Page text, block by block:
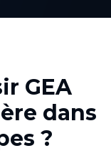
GEA
dans
?